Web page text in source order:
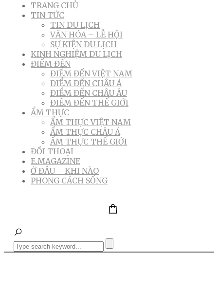
TRANG CHỦ
TIN TỨC
TIN DU LỊCH
VĂN HÓA – LỄ HỘI
SỰ KIỆN DU LỊCH
KINH NGHIỆM DU LỊCH
ĐIỂM ĐẾN
ĐIỂM ĐẾN VIỆT NAM
ĐIỂM ĐẾN CHÂU Á
ĐIỂM ĐẾN CHÂU ÂU
ĐIỂM ĐẾN THẾ GIỚI
ẨM THỰC
ẨM THỰC VIỆT NAM
ẨM THỰC CHÂU Á
ẨM THỰC THẾ GIỚI
ĐỐI THOẠI
E.MAGAZINE
Ở ĐÂU – KHI NÀO
PHONG CÁCH SỐNG